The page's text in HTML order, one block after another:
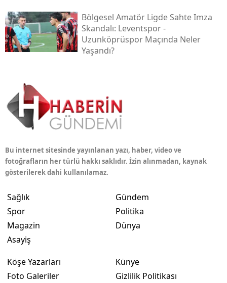
Bölgesel Amatör Ligde Sahte Imza
Skandalı: Leventspor -
Uzunköprüspor Maçında Neler
Yaşandı?
Bu internet sitesinde yayınlanan yazı, haber, video ve
fotoğrafların her türlü hakkı saklıdır. İzin alınmadan, kaynak
gösterilerek dahi kullanılamaz.
Sağlık
Spor
Magazin
Asayiş
Gündem
Politika
Dünya
Köşe Yazarları
Foto Galeriler
Künye
Gizlilik Politikası